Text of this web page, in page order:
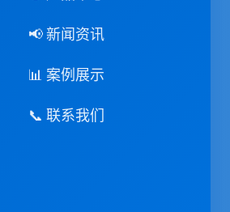
📢 新闻资讯
📊 案例展示
📞 联系我们